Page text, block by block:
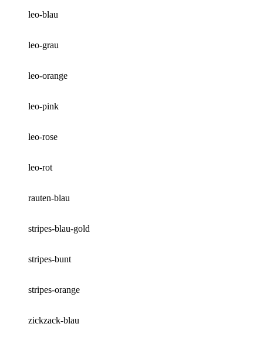
leo-blau
leo-grau
leo-orange
leo-pink
leo-rose
leo-rot
rauten-blau
stripes-blau-gold
stripes-bunt
stripes-orange
zickzack-blau